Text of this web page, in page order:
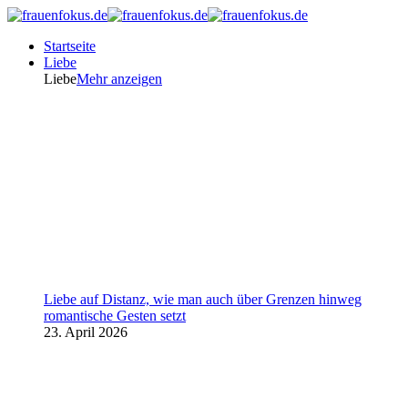
Startseite
Liebe
LiebeMehr anzeigen
Liebe auf Distanz, wie man auch über Grenzen hinweg
romantische Gesten setzt
23. April 2026